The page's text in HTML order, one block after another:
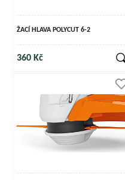
ŽACÍ HLAVA POLYCUT 6-2
360 Kč